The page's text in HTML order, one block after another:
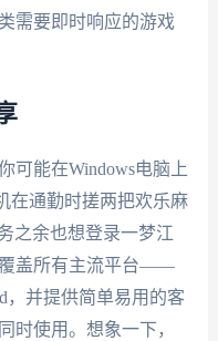
需要即时响应的游戏
可能在Windows电脑上
在通勤时搓两把欢乐麻
之余也想登录一梦江
覆盖所有主流平台——
，并提供简单易用的客
时使用。想象一下，